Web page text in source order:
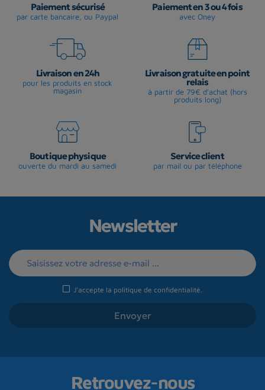
Paiement sécurisé
par carte bancaire, ou Paypal
Paiement en 3 ou 4 fois
avec Oney
Livraison en 24h
pour les produits en stock
magasin
Livraison gratuite en point
relais
à partir de 79€ d'achat (hors
produits long)
Boutique physique
ouverte du mardi au samedi
Service client
par mail ou par téléphone
Newsletter
J'accepte la politique de confidentialité
Retrouvez-nous